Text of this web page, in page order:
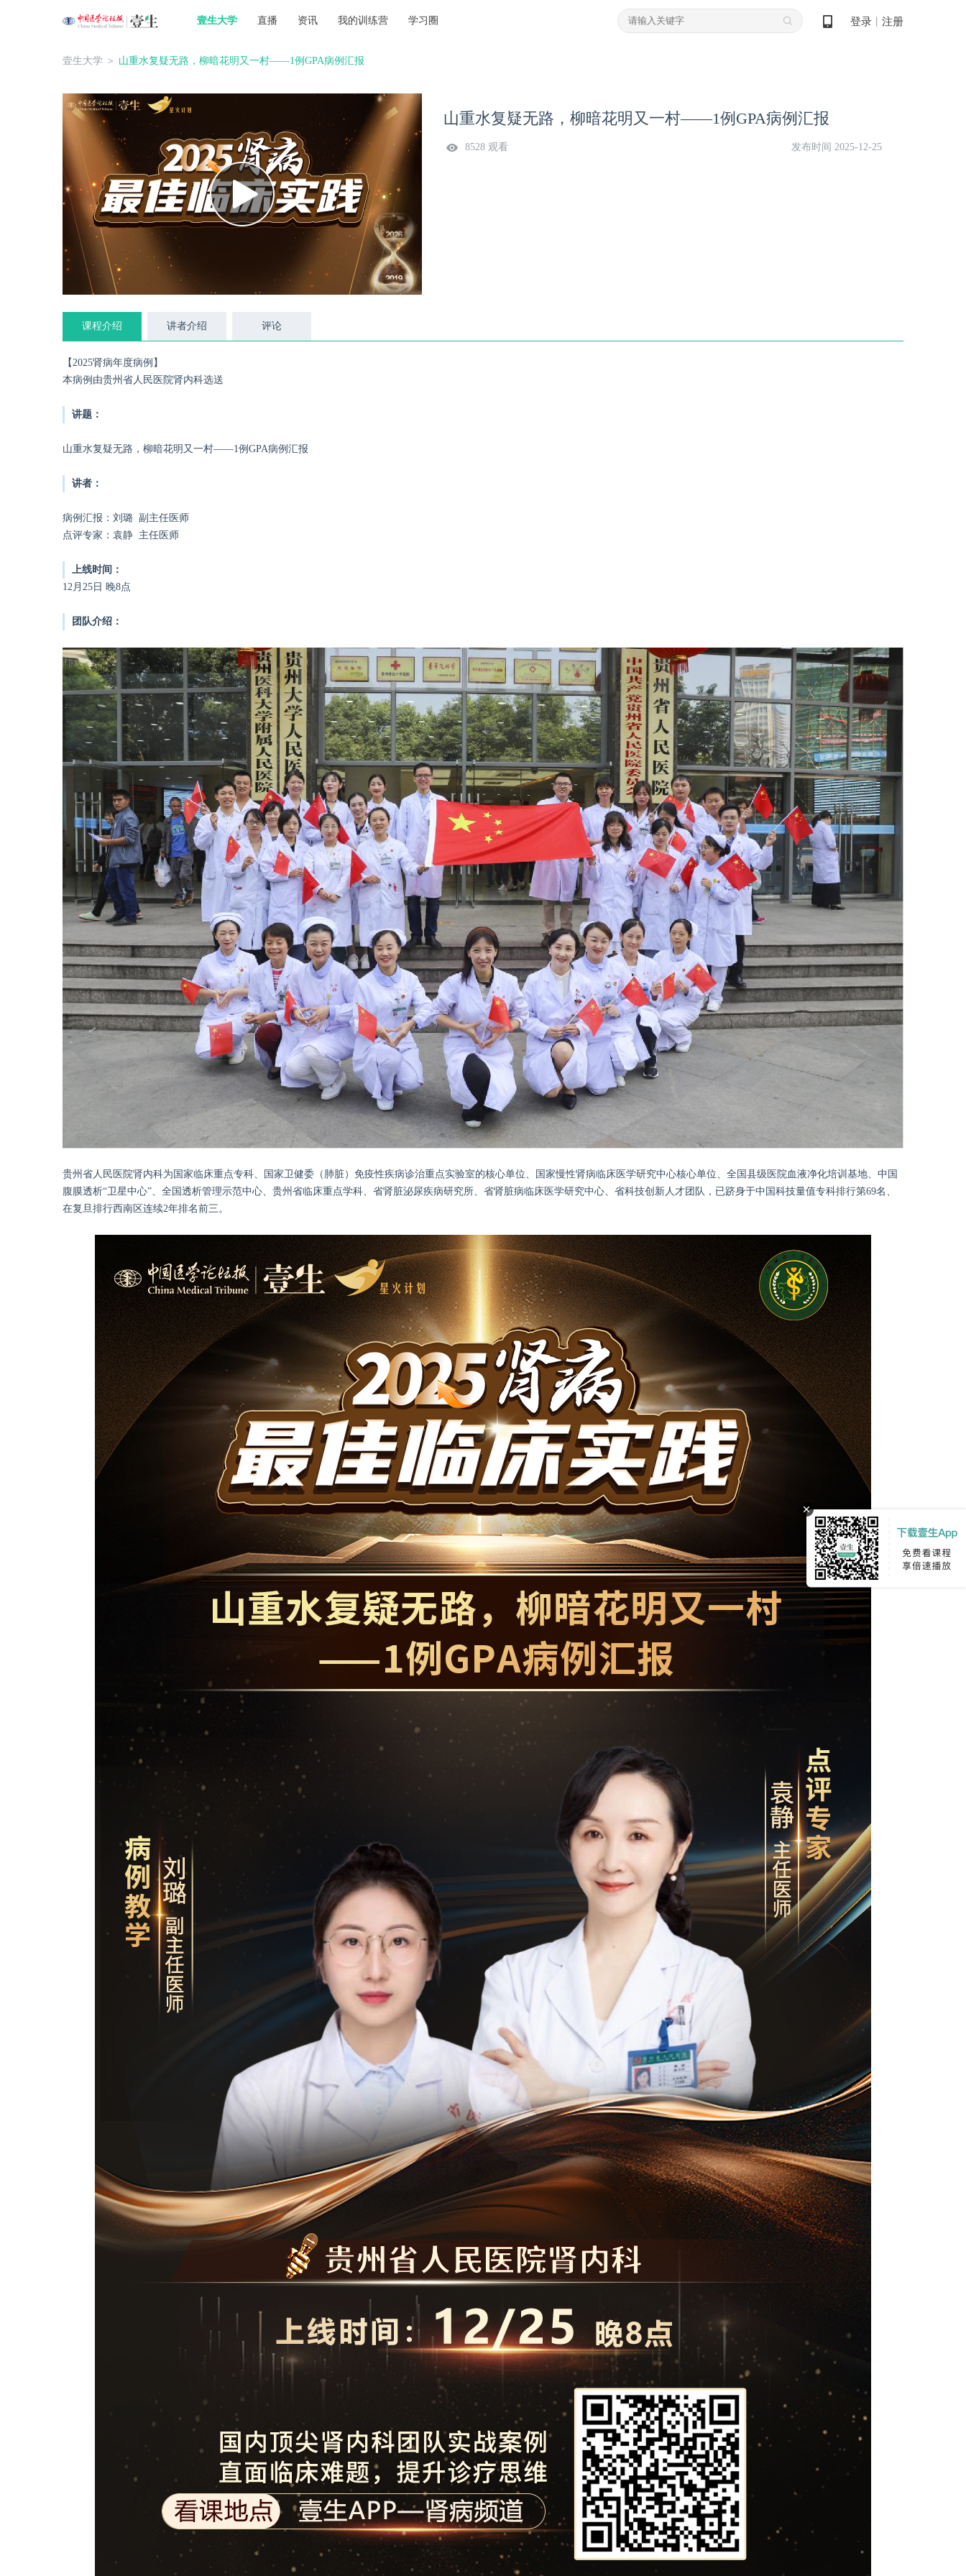
壹生大学 直播 资讯 我的训练营 学习圈 登录 注册
壹生大学 ＞ 山重水复疑无路，柳暗花明又一村——1例GPA病例汇报
山重水复疑无路，柳暗花明又一村——1例GPA病例汇报
8528 观看 发布时间 2025-12-25
课程介绍 讲者介绍 评论
【2025肾病年度病例】
本病例由贵州省人民医院肾内科选送
讲题：
山重水复疑无路，柳暗花明又一村——1例GPA病例汇报
讲者：
病例汇报：刘璐 副主任医师
点评专家：袁静 主任医师
上线时间：
12月25日 晚8点
团队介绍：
贵州省人民医院肾内科为国家临床重点专科、国家卫健委（肺脏）免疫性疾病诊治重点实验室的核心单位、国家慢性肾病临床医学研究中心核心单位、全国县级医院血液净化培训基地、中国
腹膜透析“卫星中心”、全国透析管理示范中心、贵州省临床重点学科、省肾脏泌尿疾病研究所、省肾脏病临床医学研究中心、省科技创新人才团队，已跻身于中国科技量值专科排行第69名、
在复旦排行西南区连续2年排名前三。